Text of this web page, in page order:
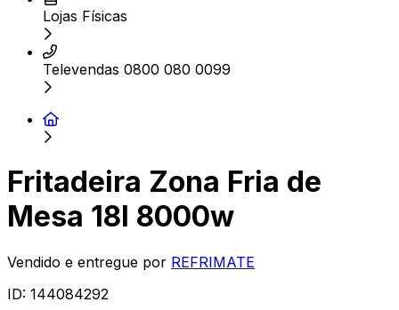
Lojas Físicas
Televendas 0800 080 0099
Fritadeira Zona Fria de
Mesa 18l 8000w
Vendido e entregue por REFRIMATE
ID: 144084292